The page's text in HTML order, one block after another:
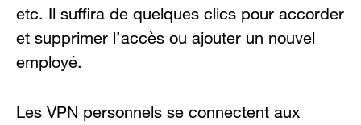
etc. Il suffira de quelques clics pour accorder
et supprimer l’accès ou ajouter un nouvel
employé.
Les VPN personnels se connectent aux